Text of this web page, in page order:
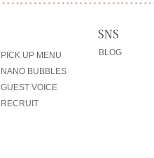
PICK UP MENU
NANO BUBBLES
GUEST VOICE
RECRUIT
BLOG